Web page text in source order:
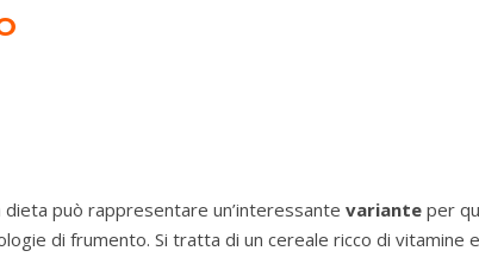
può rappresentare un’interessante variante per
di frumento. Si tratta di un cereale ricco di vitamine